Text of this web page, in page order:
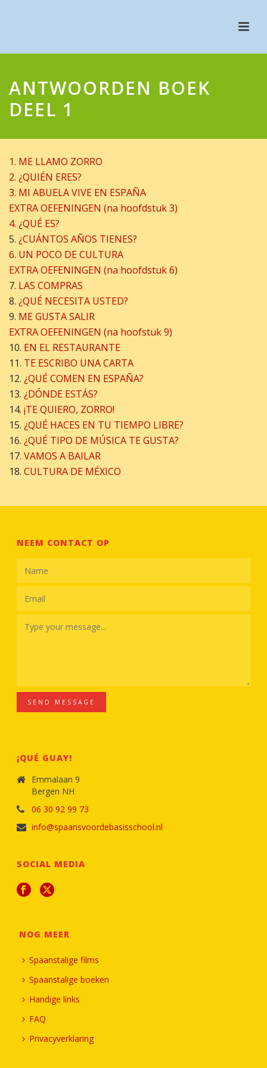
ANTWOORDEN BOEK
DEEL 1
1. ME LLAMO ZORRO
2. ¿QUIÉN ERES?
3. MI ABUELA VIVE EN ESPAÑA
EXTRA OEFENINGEN (na hoofdstuk 3)
4. ¿QUÉ ES?
5. ¿CUÁNTOS AÑOS TIENES?
6. UN POCO DE CULTURA
EXTRA OEFENINGEN (na hoofdstuk 6)
7. LAS COMPRAS
8. ¿QUÉ NECESITA USTED?
9. ME GUSTA SALIR
EXTRA OEFENINGEN (na hoofstuk 9)
10. EN EL RESTAURANTE
11. TE ESCRIBO UNA CARTA
12. ¿QUÉ COMEN EN ESPAÑA?
13. ¿DÓNDE ESTÁS?
14. ¡TE QUIERO, ZORRO!
15. ¿QUÉ HACES EN TU TIEMPO LIBRE?
16. ¿QUÉ TIPO DE MÚSICA TE GUSTA?
17. VAMOS A BAILAR
18. CULTURA DE MÉXICO
NEEM CONTACT OP
SEND MESSAGE
¡QUÉ GUAY!
Emmalaan 9
Bergen NH
06 30 92 99 73
info@spaansvoordebasisschool.nl
SOCIAL MEDIA
NOG MEER
Spaanstalige films
Spaanstalige boeken
Handige links
FAQ
Privacyverklaring